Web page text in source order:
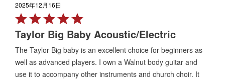
2025年12月16日
Rated
5
out
of
5
Taylor Big Baby Acoustic/Electric
The Taylor Big baby is an excellent choice for beginners as
well as advanced players. I own a Walnut body guitar and
use it to accompany other instruments and church choir. It